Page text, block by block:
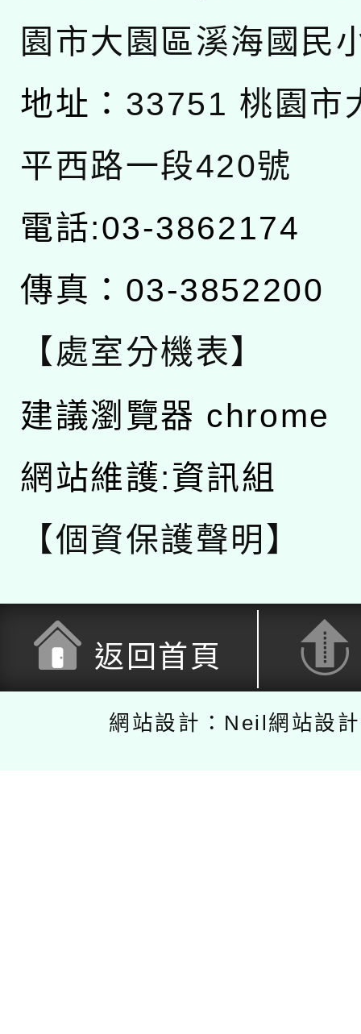
園市大園區溪海國民
地址： 33751 桃園市
平西路一段420號
電話:03-3862174
傳真：03-3852200
【處室分機表】
建議瀏覽器 chrome
網站維護:資訊組
【個資保護聲明】
返回首頁
網站設計：Neil網站設